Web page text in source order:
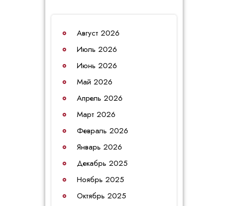
Август 2026
Июль 2026
Июнь 2026
Май 2026
Апрель 2026
Март 2026
Февраль 2026
Январь 2026
Декабрь 2025
Ноябрь 2025
Октябрь 2025